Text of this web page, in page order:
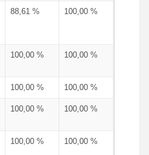
88,61 % 100,00 %
100,00 % 100,00 %
100,00 % 100,00 %
100,00 % 100,00 %
100,00 % 100,00 %